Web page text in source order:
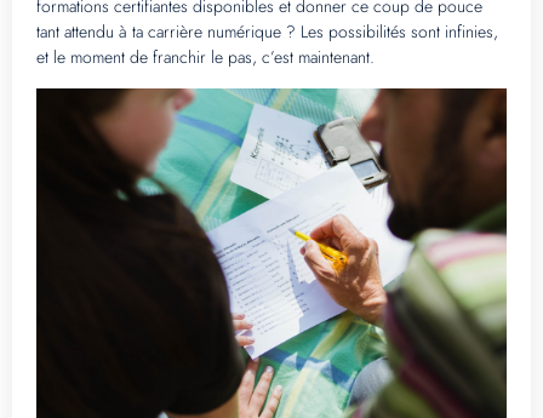
formations certifiantes disponibles et donner ce coup de pouce
tant attendu à ta carrière numérique ? Les possibilités sont infinies,
et le moment de franchir le pas, c’est maintenant.